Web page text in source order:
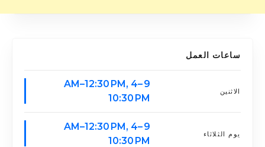
ساعات العمل
الاثنين
9 AM–12:30 PM, 4–
10:30 PM
يوم الثلاثاء
9 AM–12:30 PM, 4–
10:30 PM